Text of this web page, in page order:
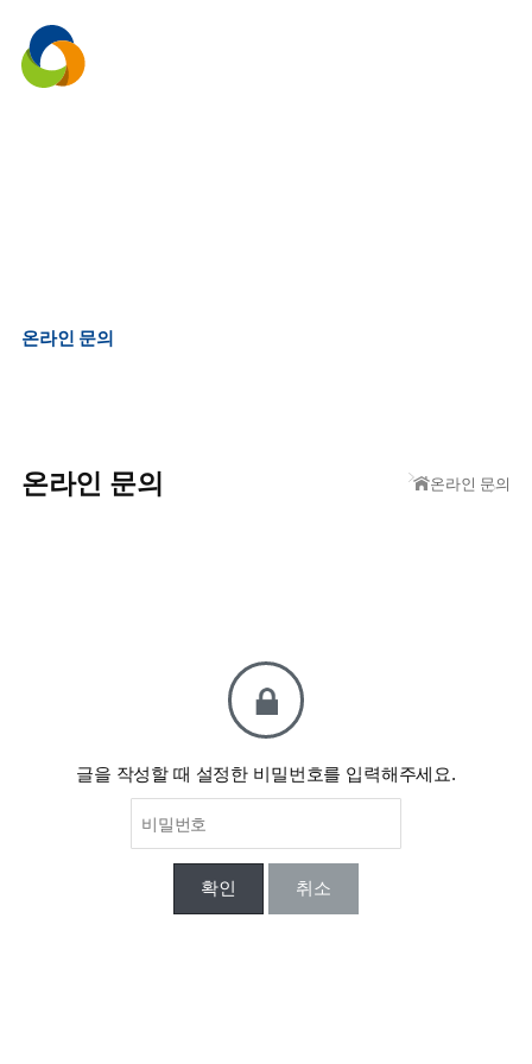
온라인 문의
온라인 문의 온라인 문의
글을 작성할 때 설정한 비밀번호를 입력해주세요.
확인 취소